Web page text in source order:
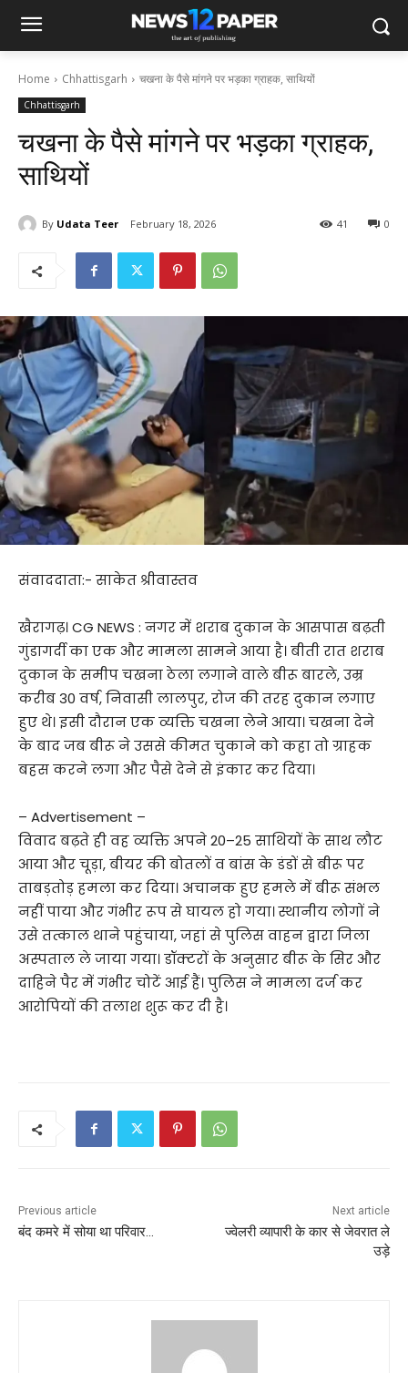
Home Chhattisgarh चखना के पैसे मांगने पर भड़का ग्राहक, साथियों
Chhattisgarh
चखना के पैसे मांगने पर भड़का ग्राहक,
साथियों
By Udata Teer February 18, 2026 0
41
संवाददाता:- साकेत श्रीवास्तव
खैरागढ़। CG NEWS : नगर में शराब दुकान के आसपास बढ़ती
गुंडागर्दी का एक और मामला सामने आया है। बीती रात शराब
दुकान के समीप चखना ठेला लगाने वाले बीरू बारले, उम्र
करीब 30 वर्ष, निवासी लालपुर, रोज की तरह दुकान लगाए
हुए थे। इसी दौरान एक व्यक्ति चखना लेने आया। चखना देने
के बाद जब बीरू ने उससे कीमत चुकाने को कहा तो ग्राहक
बहस करने लगा और पैसे देने से इंकार कर दिया।
– Advertisement –
विवाद बढ़ते ही वह व्यक्ति अपने 20–25 साथियों के साथ लौट
आया और चूड़ा, बीयर की बोतलों व बांस के डंडों से बीरू पर
ताबड़तोड़ हमला कर दिया। अचानक हुए हमले में बीरू संभल
नहीं पाया और गंभीर रूप से घायल हो गया। स्थानीय लोगों ने
उसे तत्काल थाने पहुंचाया, जहां से पुलिस वाहन द्वारा जिला
अस्पताल ले जाया गया। डॉक्टरों के अनुसार बीरू के सिर और
दाहिने पैर में गंभीर चोटें आई हैं। पुलिस ने मामला दर्ज कर
आरोपियों की तलाश शुरू कर दी है।
Previous article
बंद कमरे में सोया था परिवार…
Next article
ज्वेलरी व्यापारी के कार से जेवरात ले
उड़े